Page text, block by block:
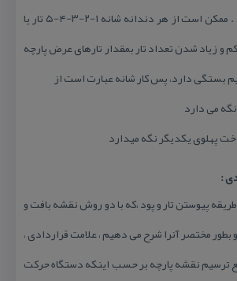
مختلف است می گذرد . ممكن است از هر دندانه شانه ۱-۲-۳-۴-۵ تار یا
و زیاد شدن تعداد تار بمقدار تارهای عرض پارچه
بستگی دارد، پس كار شانه عبارت است از
:
پیوستن تار و پود ،كه با دو روش نقشه بافت و
مختصر آنرا شرح می دهیم ، علامت قراردادی ،
ترسیم نقشه پارچه بر حسب اینكه دستگاه حركت